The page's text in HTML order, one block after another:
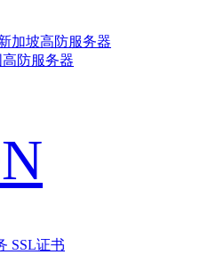
加坡高防服务器
高防服务器
SSL证书